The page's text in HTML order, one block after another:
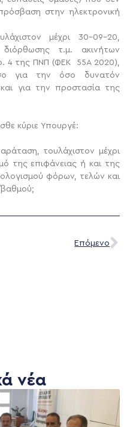
στην ηλεκτρονική
μέχρι 30-09-20,
τ.μ. ακινήτων
4 της ΠΝΠ (ΦΕΚ 55Α 2020),
για την όσο δυνατόν
για την προστασία της
κύριε Υπουργέ:
τουλάχιστον μέχρι
της επιφάνειας ή και της
φόρων, τελών και
Επόμενο
νέα